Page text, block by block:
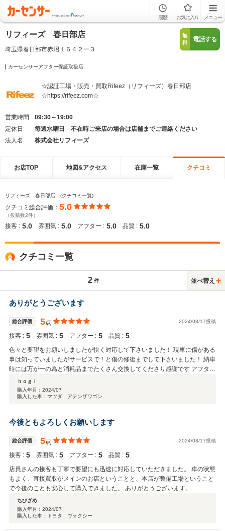
履歴 お気に入り メニュー
リフィーズ 春日部店
埼玉県春日部市赤沼１６４２ー３
無
料
電話する
カーセンサーアフター保証取扱店
☆認証工場・販売・買取Rifeez（リフィーズ）春日部店
☆https://rifeez.com☆
営業時間
09:30～19:00
定休日
毎週水曜日 不在時ご来店の場合は店舗までご連絡ください
法人名
株式会社リフィーズ
お店TOP 地図&アクセス 在庫一覧 クチコミ
リフィーズ 春日部店 (クチコミ一覧)
クチコミ総合評価： 5.0
（投稿数2件）
接客 : 5.0 雰囲気 : 5.0 アフター : 5.0 品質 : 5.0
クチコミ一覧
2 件 並べ替え
ありがとうございます
総合評価 5点 2024/08/17投稿
接客 : 5 雰囲気 : 5 アフター : 5 品質 : 5
色々と要望をお願いしましたが快く対応して下さいました！ 現車に傷がある
事は知っていましたがサービスで！と傷の修復までして下さいました！ 納車
時には万が一の為と消耗品までたくさん交換してくださり感謝です アフター
ケアもお世話になりたいと思っております！
ｈｏｇｉ
購入年月： 2024/07
購入した車：マツダ アテンザワゴン
今後ともよろしくお願いします
総合評価 5点 2024/08/17投稿
接客 : 5 雰囲気 : 5 アフター : 5 品質 : 5
店員さんの接客も丁寧で要望にも迅速に対応していただきました。 車の状態
もよく、直接買取がメインのお店ということと、本店が整備工場ということ
で今後のことも安心して購入できました。 ありがとうございます。
ちびざめ
購入年月： 2024/07
購入した車：トヨタ ヴォクシー